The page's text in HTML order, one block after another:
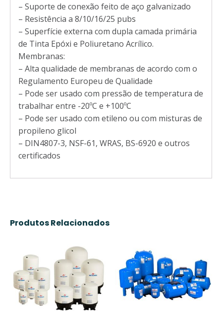
– Suporte de conexão feito de aço galvanizado
– Resistência a 8/10/16/25 pubs
– Superfície externa com dupla camada primária
de Tinta Epóxi e Poliuretano Acrílico.
Membranas:
– Alta qualidade de membranas de acordo com o
Regulamento Europeu de Qualidade
– Pode ser usado com pressão de temperatura de
trabalhar entre -20ºC e +100ºC
– Pode ser usado com etileno ou com misturas de
propileno glicol
– DIN4807-3, NSF-61, WRAS, BS-6920 e outros
certificados
Produtos Relacionados